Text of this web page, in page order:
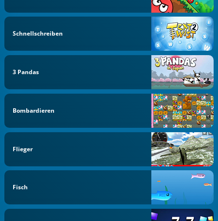
Schnellschreiben
3 Pandas
Bombardieren
Flieger
Fisch